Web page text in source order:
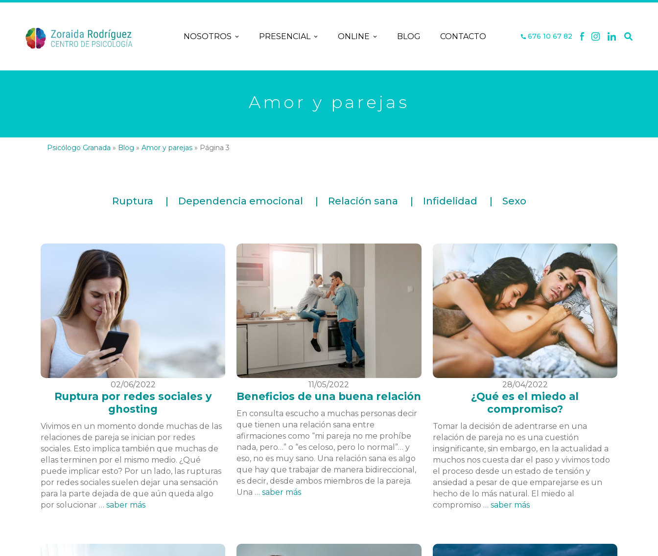
NOSOTROS PRESENCIAL ONLINE BLOG CONTACTO 676 10 67 82
Amor y parejas
Psicólogo Granada » Blog » Amor y parejas» Página 3
Ruptura Dependencia emocional Relación sana Infidelidad Sexo
02/06/2022
Ruptura por redes sociales y
ghosting
Vivimos en un momento donde muchas de las
relaciones de pareja se inician por redes
sociales. Esto implica también que muchas de
ellas terminen por el mismo medio. ¿Qué
puede implicar esto? Por un lado, las rupturas
por redes sociales suelen dejar una sensación
para la parte dejada de que aún queda algo
por solucionar … saber más
11/05/2022
Beneficios de una buena relación
En consulta escucho a muchas personas decir
que tienen una relación sana entre
afirmaciones como “mi pareja no me prohíbe
nada, pero…” o “es celoso, pero lo normal”… y
eso, no es muy sano. Una relación sana es algo
que hay que trabajar de manera bidireccional,
es decir, desde ambos miembros de la pareja.
Una …saber más
28/04/2022
¿Qué es el miedo al
compromiso?
Tomar la decisión de adentrarse en una
relación de pareja no es una cuestión
insignificante, sin embargo, en la actualidad a
muchos nos cuesta dar el paso y vivimos todo
el proceso desde un estado de tensión y
ansiedad a pesar de que emparejarse es un
hecho de lo más natural. El miedo al
compromiso … saber más